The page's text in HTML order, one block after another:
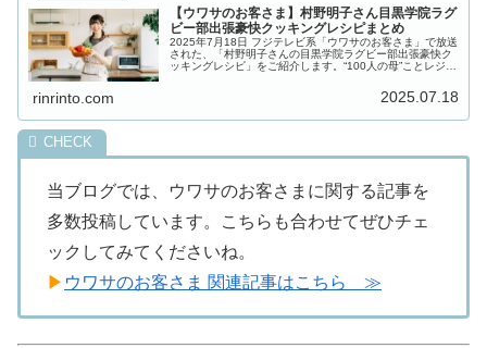
【ウワサのお客さま】村野明子さん目黒学院ラグ
ビー部出張豪快クッキングレシピまとめ
2025年7月18日 フジテレビ系「ウワサのお客さま」で放送
された、「村野明子さんの目黒学院ラグビー部出張豪快ク
ッキングレシピ」をご紹介します。“100人の母”ことレジェ
rinrinto.com 2025.07.18
当ブログでは、ウワサのお客さまに関する記事を
多数投稿しています。こちらも合わせてぜひチェ
ックしてみてくださいね。
▶ ウワサのお客さま 関連記事はこちら ≫